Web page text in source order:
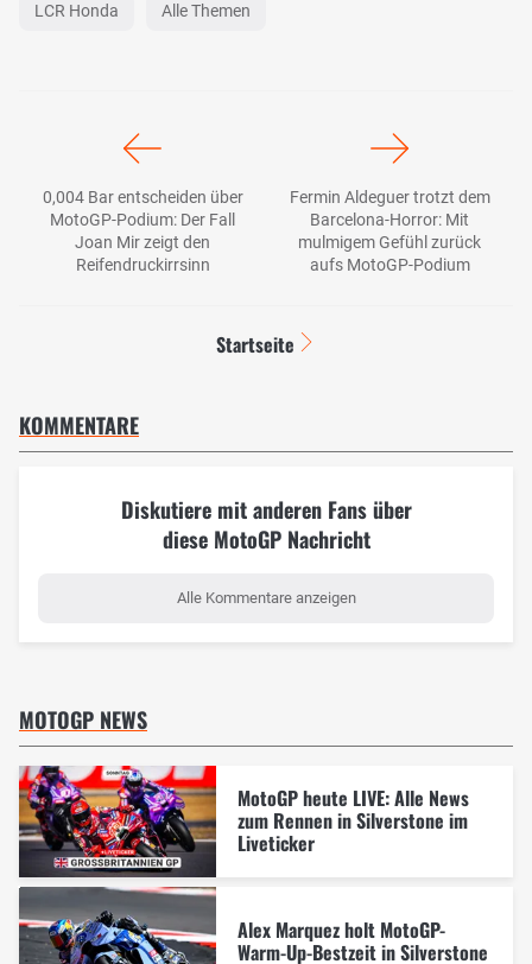
LCR Honda Alle Themen
0,004 Bar entscheiden über
MotoGP-Podium: Der Fall
Joan Mir zeigt den
Reifendruckirrsinn
Fermin Aldeguer trotzt dem
Barcelona-Horror: Mit
mulmigem Gefühl zurück
aufs MotoGP-Podium
Startseite
KOMMENTARE
Diskutiere mit anderen Fans über
diese MotoGP Nachricht
Alle Kommentare anzeigen
MOTOGP NEWS
MotoGP heute LIVE: Alle News
zum Rennen in Silverstone im
Liveticker
Alex Marquez holt MotoGP-
Warm-Up-Bestzeit in Silverstone